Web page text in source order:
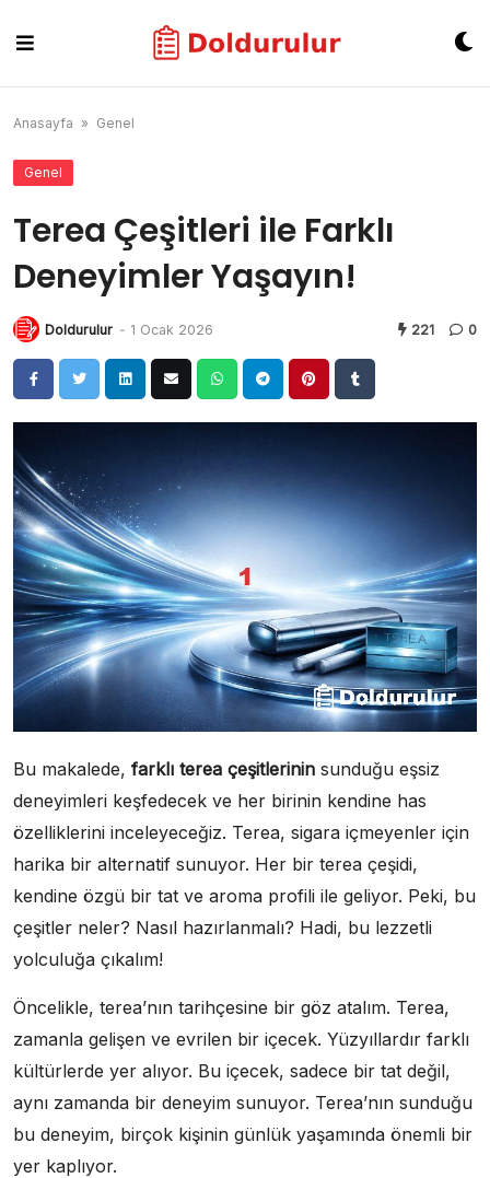
content
Anasayfa » Genel
Genel
Terea Çeşitleri ile Farklı
Deneyimler Yaşayın!
Doldurulur - 1 Ocak 2026 221 0
Bu makalede, farklı terea çeşitlerinin sunduğu eşsiz
deneyimleri keşfedecek ve her birinin kendine has
özelliklerini inceleyeceğiz. Terea, sigara içmeyenler için
harika bir alternatif sunuyor. Her bir terea çeşidi,
kendine özgü bir tat ve aroma profili ile geliyor. Peki, bu
çeşitler neler? Nasıl hazırlanmalı? Hadi, bu lezzetli
yolculuğa çıkalım!
Öncelikle, terea’nın tarihçesine bir göz atalım. Terea,
zamanla gelişen ve evrilen bir içecek. Yüzyıllardır farklı
kültürlerde yer alıyor. Bu içecek, sadece bir tat değil,
aynı zamanda bir deneyim sunuyor. Terea’nın sunduğu
bu deneyim, birçok kişinin günlük yaşamında önemli bir
yer kaplıyor.